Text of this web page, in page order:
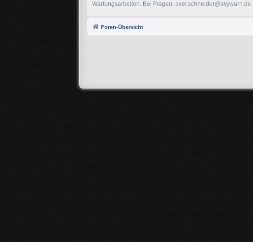
Wartungsarbeiten. Bei Fragen: axel.schneider@skywarn.de
Foren-Übersicht